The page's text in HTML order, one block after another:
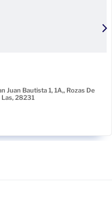
Juan Bautista 1, 1A,, Rozas De
Las, 28231